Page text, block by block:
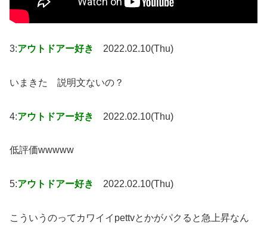
3:アウトドアー好き 2022.02.10(Thu)
いまきた 説明文ないの？
4:アウトドアー好き 2022.02.10(Thu)
低評価wwwww
5:アウトドアー好き 2022.02.10(Thu)
こういうのってカワイイpettvとかがパクると急上昇なん